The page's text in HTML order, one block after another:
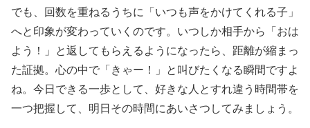
でも、回数を重ねるうちに「いつも声をかけてくれる子」
へと印象が変わっていくのです。いつしか相手から「おは
よう！」と返してもらえるようになったら、距離が縮まっ
た証拠。心の中で「きゃー！」と叫びたくなる瞬間ですよ
ね。今日できる一歩として、好きな人とすれ違う時間帯を
一つ把握して、明日その時間にあいさつしてみましょう。